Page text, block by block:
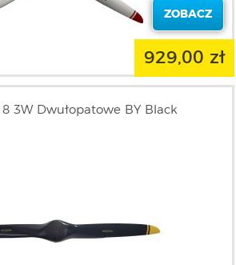
ZOBACZ
929,00 zł
3W Dwułopatowe BY Black